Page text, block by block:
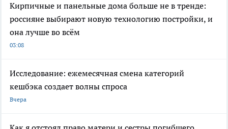
Кирпичные и панельные дома больше не в тренде:
россияне выбирают новую технологию постройки, и
она лучше во всём
03:08
Исследование: ежемесячная смена категорий
кешбэка создает волны спроса
Вчера